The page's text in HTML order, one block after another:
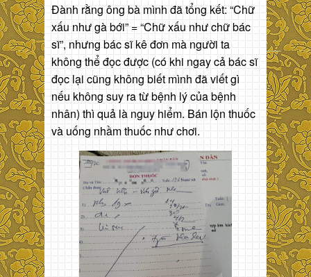
Đành rằng ông bà mình đã tổng kết: “Chữ
xấu như gà bới” = “Chữ xấu như chữ bác
sĩ”, nhưng bác sĩ kê đơn mà người ta
không thể đọc được (có khi ngay cả bác sĩ
đọc lại cũng không biết mình đã viết gì
nếu không suy ra từ bệnh lý của bệnh
nhân) thì quả là nguy hiểm. Bán lộn thuốc
và uống nhầm thuốc như chơi.